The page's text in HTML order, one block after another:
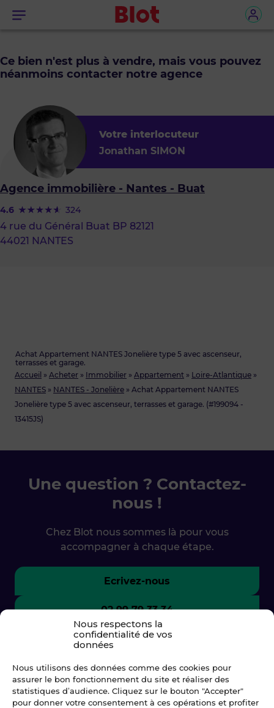
Nous respectons la
confidentialité de vos
données
Nous utilisons des données comme des cookies pour
assurer le bon fonctionnement du site et réaliser des
statistiques d’audience. Cliquez sur le bouton "Accepter"
pour donner votre consentement à ces opérations et profiter
Menu
Accueil » Acheter » Immobilier » Appartement » Loire-Atlantique »
NANTES » NANTES - Jonelière » Achat Appartement NANTES
Jonelière type 5 avec ascenseur, terrasses et garage. (#199094 -
13415JS)
Achat Appartement NANTES Jonelière type 5 avec ascenseur,
terrasses et garage.
Ce bien n'est plus à vendre, mais vous pouvez
néanmoins contacter notre agence
Votre interlocuteur
Jonathan SIMON
Agence immobilière - Nantes - Buat
4.6 324
4 rue du Général Buat BP 82121
44021 NANTES
Une question ? Contactez-
nous !
Chez Blot nous sommes là pour vous
accompagner à chaque étape.
Ecrivez-nous
02 99 79 33 34